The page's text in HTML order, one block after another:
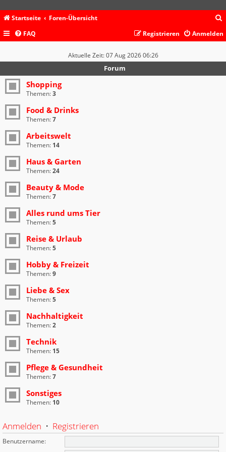
Startseite Foren-Übersicht
c
FAQ Anmelden
Registrieren
Aktuelle Zeit: 07 Aug 2026 06:26
Forum
Shopping
Themen:3
Food & Drinks
Themen:7
Arbeitswelt
Themen: 14
Haus & Garten
Themen:24
Beauty & Mode
Themen:7
Alles rund ums Tier
Themen:5
Reise & Urlaub
Themen:5
Hobby & Freizeit
Themen:9
Liebe & Sex
Themen:5
Nachhaltigkeit
Themen:2
Technik
Themen: 15
Pflege & Gesundheit
Themen:7
Sonstiges
Themen: 10
Anmelden • Registrieren
Benutzername: